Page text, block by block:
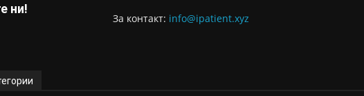
ни!
За контaкт: info@ipatient.xyz